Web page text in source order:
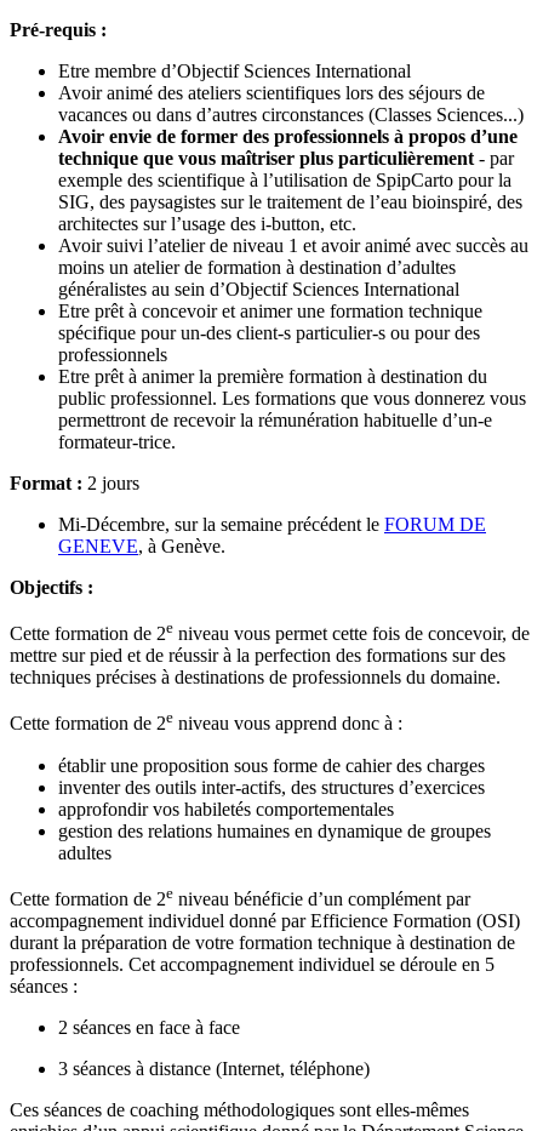
Pré-requis :
Etre membre d’Objectif Sciences International
Avoir animé des ateliers scientifiques lors des séjours de
vacances ou dans d’autres circonstances (Classes Sciences...)
Avoir envie de former des professionnels à propos d’une
technique que vous maîtriser plus particulièrement - par
exemple des scientifique à l’utilisation de SpipCarto pour la
SIG, des paysagistes sur le traitement de l’eau bioinspiré, des
architectes sur l’usage des i-button, etc.
Avoir suivi l’atelier de niveau 1 et avoir animé avec succès au
moins un atelier de formation à destination d’adultes
généralistes au sein d’Objectif Sciences International
Etre prêt à concevoir et animer une formation technique
spécifique pour un-des client-s particulier-s ou pour des
professionnels
Etre prêt à animer la première formation à destination du
public professionnel. Les formations que vous donnerez vous
permettront de recevoir la rémunération habituelle d’un-e
formateur-trice.
Format : 2 jours
Mi-Décembre, sur la semaine précédent le FORUM DE
GENEVE, à Genève.
Objectifs :
Cette formation de 2e niveau vous permet cette fois de concevoir, de
mettre sur pied et de réussir à la perfection des formations sur des
techniques précises à destinations de professionnels du domaine.
Cette formation de 2e niveau vous apprend donc à :
établir une proposition sous forme de cahier des charges
inventer des outils inter-actifs, des structures d’exercices
approfondir vos habiletés comportementales
gestion des relations humaines en dynamique de groupes
adultes
Cette formation de 2e niveau bénéficie d’un complément par
accompagnement individuel donné par Efficience Formation (OSI)
durant la préparation de votre formation technique à destination de
professionnels. Cet accompagnement individuel se déroule en 5
séances :
2 séances en face à face
3 séances à distance (Internet, téléphone)
Ces séances de coaching méthodologiques sont elles-mêmes